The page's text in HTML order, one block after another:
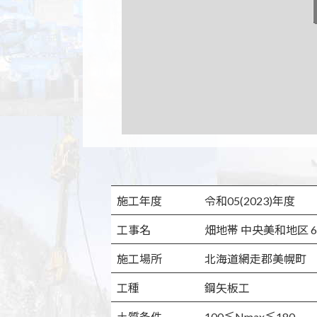
施工年度 令和05(2023)年度
工事名 畑地帯 中央美和地区
施工場所 北海道網走郡美幌町
工種 鋼矢板工